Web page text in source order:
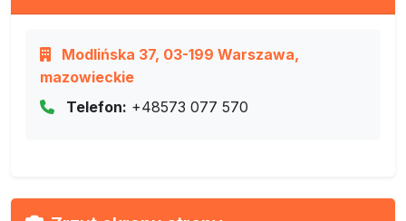
Modlińska 37, 03-199 Warszawa,
mazowieckie
Telefon: +48573 077 570